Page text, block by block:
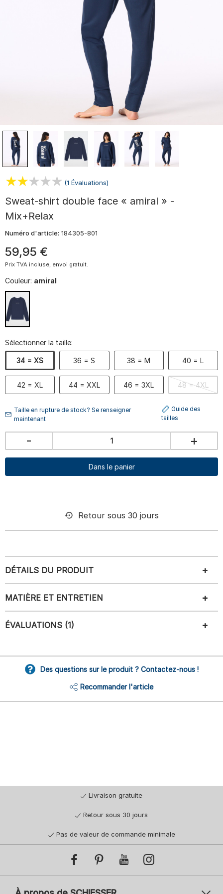
(1 Évaluations)
Sweat-shirt double face « amiral » -
Mix+Relax
Numéro d'article: 184305-801
59,95 €
Prix TVA incluse, envoi gratuit.
Couleur: amiral
Sélectionner la taille:
34 = XS 36 = S 38 = M 40 = L
42 = XL 44 = XXL 46 = 3XL 48 = 4XL
Taille en rupture de stock? Se renseigner
maintenant
Guide des
tailles
- +
Dans le panier
Retour sous 30 jours
DÉTAILS DU PRODUIT
MATIÈRE ET ENTRETIEN
ÉVALUATIONS (1)
Des questions sur le produit ? Contactez-nous !
Recommander l'article
Livraison gratuite
Retour sous 30 jours
Pas de valeur de commande minimale